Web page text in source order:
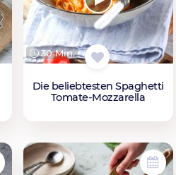
30 Min.
Die beliebtesten Spaghetti
Tomate-Mozzarella